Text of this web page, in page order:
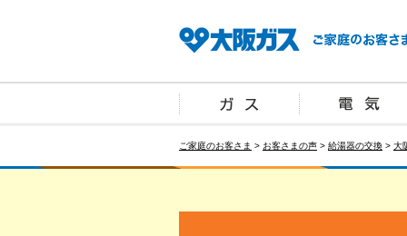
ご家庭のお客さま > お客さまの声 > 給湯器の交換 > 大